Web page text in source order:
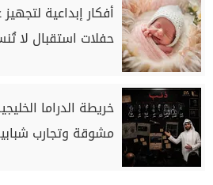
أفكار إبداعية
حفلات استقبال لا
خريطة الدراما
مشوقة وتجارب